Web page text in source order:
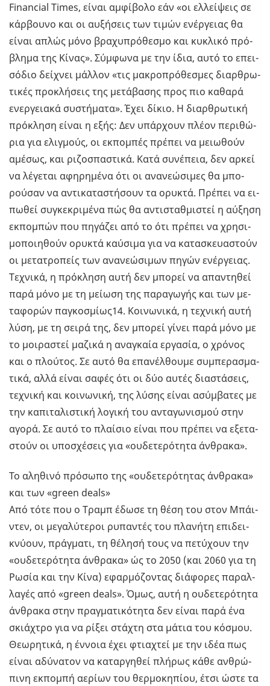
Financial Times, είναι αμ­φί­βο­λο εάν «οι ελ­λεί­ψεις σε
κάρ­βου­νο και οι αυ­ξή­σεις των τιμών ενέρ­γειας θα
είναι απλώς μόνο βρα­χυ­πρό­θε­σμο και κυ­κλι­κό πρό­
βλη­μα της Κίνας». Σύμ­φω­να με την ίδια, αυτό το επει­
σό­διο δεί­χνει μάλ­λον «τις μα­κρο­πρό­θε­σμες διαρ­θρω­
τι­κές προ­κλή­σεις της με­τά­βα­σης προς πιο κα­θα­ρά
ενερ­γεια­κά συ­στή­μα­τα». Έχει δίκιο. Η διαρ­θρω­τι­κή
πρό­κλη­ση είναι η εξής: Δεν υπάρ­χουν πλέον πε­ρι­θώ­
ρια για ελιγ­μούς, οι εκ­πο­μπές πρέ­πει να μειω­θούν
αμέ­σως, και ρι­ζο­σπα­στι­κά. Κατά συ­νέ­πεια, δεν αρκεί
να λέ­γε­ται αφη­ρη­μέ­να ότι οι ανα­νε­ώ­σι­μες θα μπο­
ρού­σαν να αντι­κα­τα­στή­σουν τα ορυ­κτά. Πρέ­πει να ει­
πω­θεί συ­γκε­κρι­μέ­να πώς θα αντι­σταθ­μι­στεί η αύ­ξη­ση
εκ­πο­μπών που πη­γά­ζει από το ότι πρέ­πει να χρη­σι­
μο­ποι­η­θούν ορυ­κτά καύ­σι­μα για να κα­τα­σκευα­στούν
οι με­τα­τρο­πείς των ανα­νε­ώ­σι­μων πηγών ενέρ­γειας.
Τε­χνι­κά, η πρό­κλη­ση αυτή δεν μπο­ρεί να απα­ντη­θεί
παρά μόνο με τη μεί­ω­ση της πα­ρα­γω­γής και των με­
τα­φο­ρών πα­γκο­σμί­ως14. Κοι­νω­νι­κά, η τε­χνι­κή αυτή
λύση, με τη σειρά της, δεν μπο­ρεί γίνει παρά μόνο με
το μοι­ρα­στεί μα­ζι­κά η ανα­γκαία ερ­γα­σία, ο χρό­νος
και ο πλού­τος. Σε αυτό θα επα­νέλ­θου­με συ­μπε­ρα­σμα­
τι­κά, αλλά είναι σαφές ότι οι δύο αυτές δια­στά­σεις,
τε­χνι­κή και κοι­νω­νι­κή, της λύσης είναι ασύμ­βα­τες με
την κα­πι­τα­λι­στι­κή λο­γι­κή του αντα­γω­νι­σμού στην
αγορά. Σε αυτό το πλαί­σιο είναι που πρέ­πει να εξε­τα­
στούν οι υπο­σχέ­σεις για «ου­δε­τε­ρό­τη­τα άν­θρα­κα».
Το αλη­θι­νό πρό­σω­πο της «ου­δε­τε­ρό­τη­τας άν­θρα­κα»
και των «green deals»
Από τότε που ο Τραμπ έδωσε τη θέση του στον Μπάι­
ντεν, οι με­γα­λύ­τε­ροι ρυ­πα­ντές του πλα­νή­τη επι­δει­
κνύ­ουν, πράγ­μα­τι, τη θέ­λη­σή τους να πε­τύ­χουν την
«ου­δε­τε­ρό­τη­τα άν­θρα­κα» ώς το 2050 (και 2060 για τη
Ρωσία και την Κίνα) εφαρ­μό­ζο­ντας διά­φο­ρες πα­ραλ­
λα­γές από «green deals». Όμως, αυτή η ου­δε­τε­ρό­τη­τα
άν­θρα­κα στην πραγ­μα­τι­κό­τη­τα δεν είναι παρά ένα
σκιά­χτρο για να ρίξει στά­χτη στα μάτια του κό­σμου.
Θε­ω­ρη­τι­κά, η έν­νοια έχει φτια­χτεί με την ιδέα πως
είναι αδύ­να­τον να κα­ταρ­γη­θεί πλή­ρως κάθε αν­θρώ­
πι­νη εκ­πο­μπή αε­ρί­ων του θερ­μο­κη­πί­ου, έτσι ώστε τα